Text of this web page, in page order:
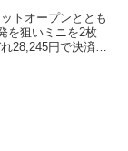
トオープンととも
を狙いミニを2枚
28,245円で決済し